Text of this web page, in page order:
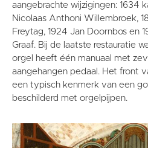
aangebrachte wijzigingen: 1634
Nicolaas Anthoni Willembroek,
Freytag, 1924 Jan Doornbos en
Graaf. Bij de laatste restauratie
orgel heeft één manuaal met
aangehangen pedaal. Het front
een typisch kenmerk van een
beschilderd met orgelpijpen.